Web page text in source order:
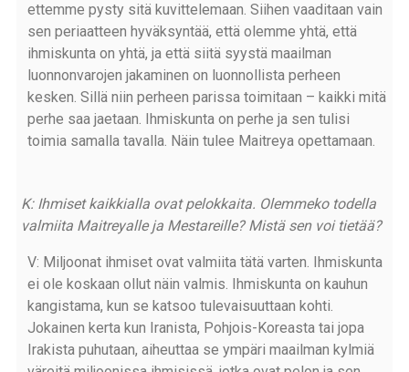
ettemme pysty sitä kuvittelemaan. Siihen vaaditaan vain
sen periaatteen hyväksyntää, että olemme yhtä, että
ihmiskunta on yhtä, ja että siitä syystä maailman
luonnonvarojen jakaminen on luonnollista perheen
kesken. Sillä niin perheen parissa toimitaan – kaikki mitä
perhe saa jaetaan. Ihmiskunta on perhe ja sen tulisi
toimia samalla tavalla. Näin tulee Maitreya opettamaan.
K: Ihmiset kaikkialla ovat pelokkaita. Olemmeko todella
valmiita Maitreyalle ja Mestareille? Mistä sen voi tietää?
V: Miljoonat ihmiset ovat valmiita tätä varten. Ihmiskunta
ei ole koskaan ollut näin valmis. Ihmiskunta on kauhun
kangistama, kun se katsoo tulevaisuuttaan kohti.
Jokainen kerta kun Iranista, Pohjois-Koreasta tai jopa
Irakista puhutaan, aiheuttaa se ympäri maailman kylmiä